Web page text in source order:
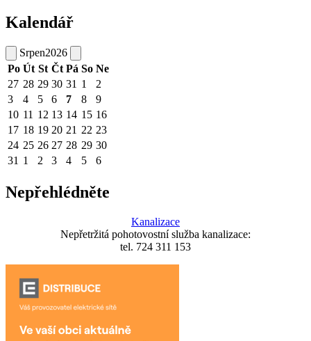
Kalendář
Srpen2026
Po Út St Čt Pá So Ne
27 28 29 30 31 1
2
3
4 5 6 7 8
9
10 11 12 13 14 15 16
17 18 19 20 21 22 23
24 25 26 27 28 29 30
31 1 2 3 4 5 6
Nepřehlédněte
Kanalizace
Nepřetržitá pohotovostní služba kanalizace:
tel. 724 311 153